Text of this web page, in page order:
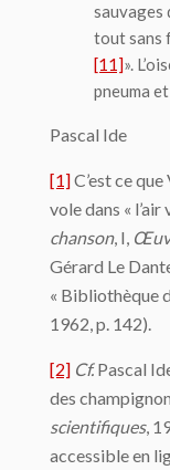
sauvages
tout sans
[11]».
pneuma et
Pascal Ide
[1]C’est ce
vole dans «
chanson, I,
Gérard Le
« Bibliothèque
1962, p. 142).
[2] Cf.Pascal
des
scientifiques,
accessible en